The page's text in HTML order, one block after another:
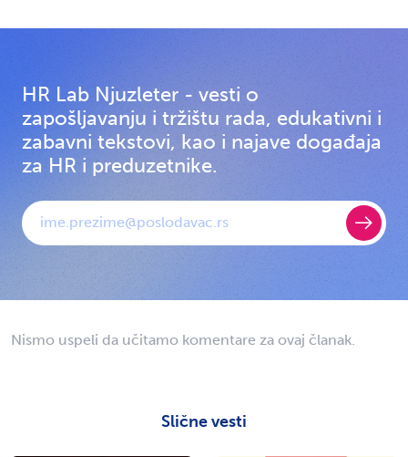
HR Lab Njuzleter - vesti o
zapošljavanju i tržištu rada, edukativni i
zabavni tekstovi, kao i najave događaja
za HR i preduzetnike.
E-mail
Nismo uspeli da učitamo komentare za ovaj članak.
Slične vesti